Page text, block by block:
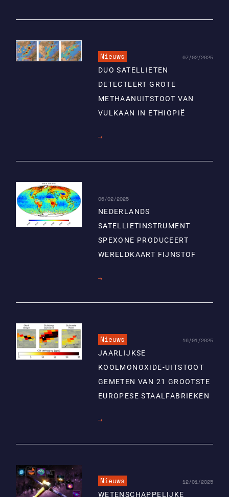
Nieuws 07/02/2025
DUO SATELLIETEN
DETECTEERT GROTE
METHAANUITSTOOT VAN
VULKAAN IN ETHIOPIË
Lees
06/02/2025
NEDERLANDS
SATELLIETINSTRUMENT
SPEXONE PRODUCEERT
WERELDKAART FIJNSTOF
Lees
Nieuws 16/01/2025
JAARLIJKSE
KOOLMONOXIDE-UITSTOOT
GEMETEN VAN 21 GROOTSTE
EUROPESE STAALFABRIEKEN
Lees
Nieuws 12/01/2025
WETENSCHAPPELIJKE